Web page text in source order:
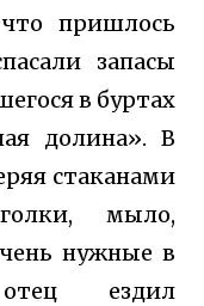
пришлось
запасы
в буртах
долина». В
стаканами
мыло,
нужные в
ездил